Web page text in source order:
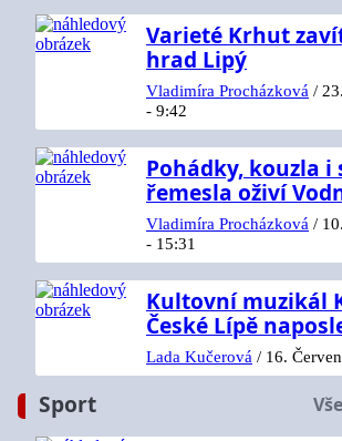
Varieté Krhut
hrad Lipý
Vladimíra Procházková /
- 9:42
Pohádky, kouzla i
řemesla oživí
Vladimíra Procházková /
- 15:31
Kultovní muzikál
České Lípě
Lada Kučerová / 16.
Sport